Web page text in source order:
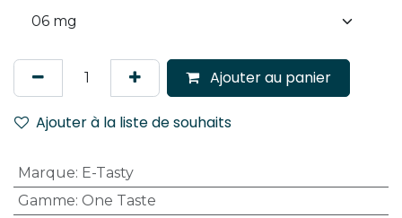
Ajouter au panier
Ajouter à la liste de souhaits
Marque: E-Tasty
Gamme: One Taste